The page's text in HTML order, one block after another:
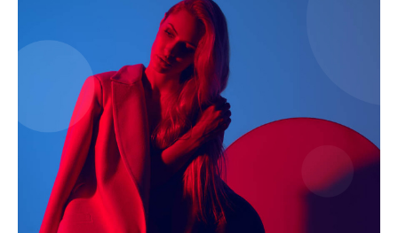
Kontakt
Impressum